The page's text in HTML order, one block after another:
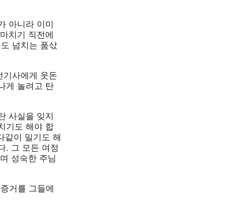
아니라 이미
치기 직전에
넘치는 품삯
사에게 웃돈
게 놀려고 탄
사실을 잊지
기도 해야 합
같이 밀기도 해
. 그 모든 여정
성숙한 주님
거를 그들에